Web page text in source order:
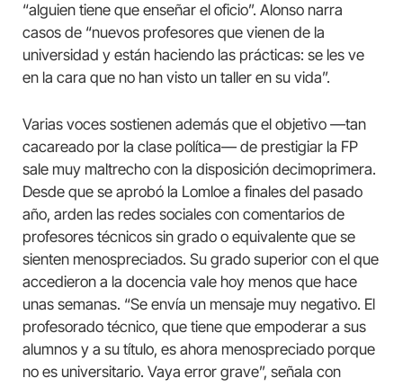
“alguien tiene que enseñar el oficio”. Alonso narra
casos de “nuevos profesores que vienen de la
universidad y están haciendo las prácticas: se les ve
en la cara que no han visto un taller en su vida”.
Varias voces sostienen además que el objetivo —tan
cacareado por la clase política— de prestigiar la FP
sale muy maltrecho con la disposición decimoprimera.
Desde que se aprobó la Lomloe a finales del pasado
año, arden las redes sociales con comentarios de
profesores técnicos sin grado o equivalente que se
sienten menospreciados. Su grado superior con el que
accedieron a la docencia vale hoy menos que hace
unas semanas. “Se envía un mensaje muy negativo. El
profesorado técnico, que tiene que empoderar a sus
alumnos y a su título, es ahora menospreciado porque
no es universitario. Vaya error grave”, señala con